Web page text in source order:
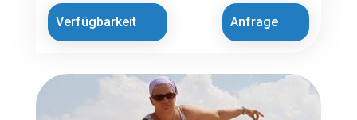
Verfügbarkeit
Anfrage